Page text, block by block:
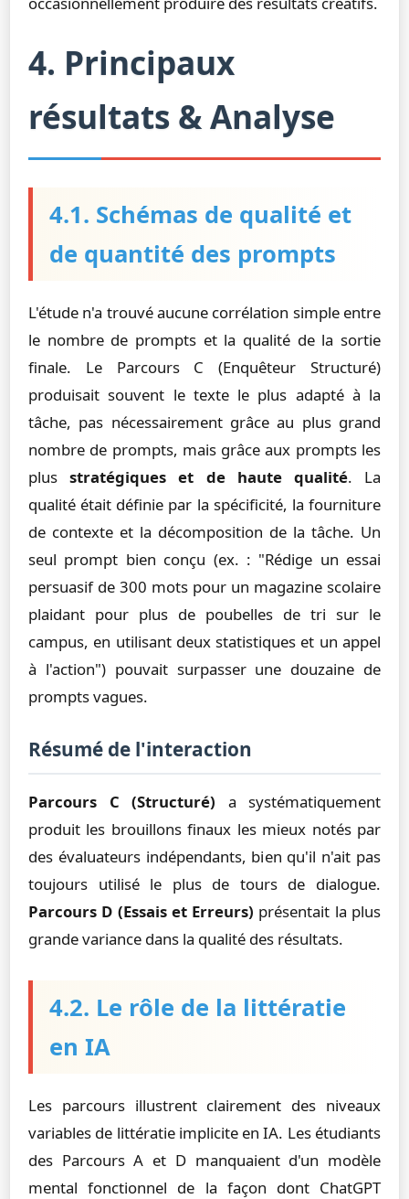
4. Principaux
résultats & Analyse
4.1. Schémas de qualité et
de quantité des prompts
L'étude n'a trouvé aucune corrélation simple entre
le nombre de prompts et la qualité de la sortie
finale. Le Parcours C (Enquêteur Structuré)
produisait souvent le texte le plus adapté à la
tâche, pas nécessairement grâce au plus grand
nombre de prompts, mais grâce aux prompts les
plusstratégiques et de haute qualité. La
qualité était définie par la spécificité, la fourniture
de contexte et la décomposition de la tâche. Un
seul prompt bien conçu (ex. : "Rédige un essai
persuasif de 300 mots pour un magazine scolaire
plaidant pour plus de poubelles de tri sur le
campus, en utilisant deux statistiques et un appel
à l'action") pouvait surpasser une douzaine de
prompts vagues.
Résumé de l'interaction
Parcours C (Structuré) a systématiquement
produit les brouillons finaux les mieux notés par
des évaluateurs indépendants, bien qu'il n'ait pas
toujours utilisé le plus de tours de dialogue.
Parcours D (Essais et Erreurs) présentait la plus
grande variance dans la qualité des résultats.
4.2. Le rôle de la littératie
en IA
Les parcours illustrent clairement des niveaux
variables de littératie implicite en IA. Les étudiants
des Parcours A et D manquaient d'un modèle
mental fonctionnel de la façon dont ChatGPT